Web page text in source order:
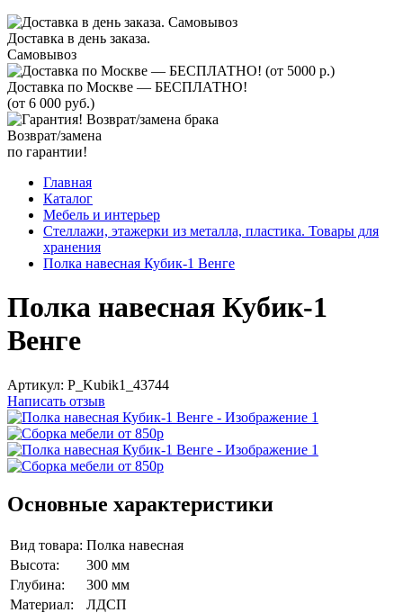
Доставка в день заказа.
Самовывоз
Доставка по Москве — БЕСПЛАТНО!
(от 6 000 руб.)
Возврат/замена
по гарантии!
Главная
Каталог
Мебель и интерьер
Стеллажи, этажерки из металла, пластика. Товары для
хранения
Полка навесная Кубик-1 Венге
Полка навесная Кубик-1
Венге
Артикул: P_Kubik1_43744
Написать отзыв
Основные характеристики
Вид товара: Полка навесная
Высота:
300 мм
Глубина:
300 мм
Материал:
ЛДСП